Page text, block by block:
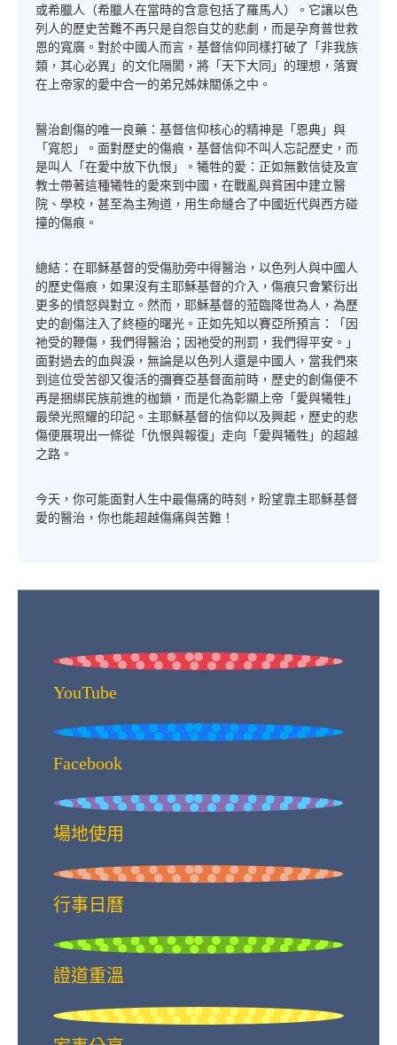
或希臘人（希臘人在當時的含意包括了羅馬人）。它讓以色
列人的歷史苦難不再只是自怨自艾的悲劇，而是孕育普世救
恩的寬廣。對於中國人而言，基督信仰同樣打破了「非我族
類，其心必異」的文化隔閡，將「天下大同」的理想，落實
在上帝家的愛中合一的弟兄姊妹關係之中。
醫治創傷的唯一良藥：基督信仰核心的精神是「恩典」與
「寬恕」。面對歷史的傷痕，基督信仰不叫人忘記歷史，而
是叫人「在愛中放下仇恨」。犧牲的愛：正如無數信徒及宣
教士帶著這種犧牲的愛來到中國，在戰亂與貧困中建立醫
院、學校，甚至為主殉道，用生命縫合了中國近代與西方碰
撞的傷痕。
總結：在耶穌基督的受傷肋旁中得醫治，以色列人與中國人
的歷史傷痕，如果沒有主耶穌基督的介入，傷痕只會繁衍出
更多的憤怒與對立。然而，耶穌基督的蒞臨降世為人，為歷
史的創傷注入了終極的曙光。正如先知以賽亞所預言：「因
祂受的鞭傷，我們得醫治；因祂受的刑罰，我們得平安。」
面對過去的血與淚，無論是以色列人還是中國人，當我們來
到這位受苦卻又復活的彌賽亞基督面前時，歷史的創傷便不
再是捆綁民族前進的枷鎖，而是化為彰顯上帝「愛與犧牲」
最榮光照耀的印記。主耶穌基督的信仰以及興起，歷史的悲
傷便展現出一條從「仇恨與報復」走向「愛與犧牲」的超越
之路。
今天，你可能面對人生中最傷痛的時刻，盼望靠主耶穌基督
愛的醫治，你也能超越傷痛與苦難！
YouTube
Facebook
場地使用
行事日曆
證道重溫